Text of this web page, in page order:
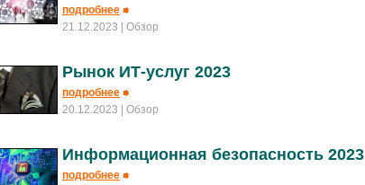
подробнее
21.12.2023
| Обзор
Рынок ИТ-услуг 2023
подробнее
20.12.2023
| Обзор
Информационная безопасность 2023
подробнее